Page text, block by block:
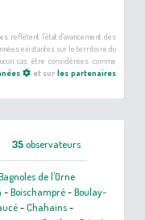
reflètent l'état d'avancement des
existantes sur le territoire du
cas être considérées comme
et surles partenaires
35observateurs
de l'Orne
-Boischampré-Boulay-
-Chahains-